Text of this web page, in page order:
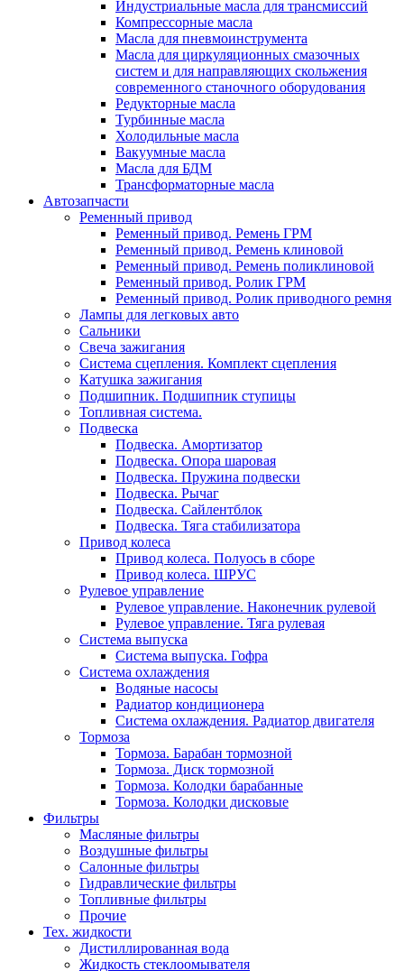
Индустриальные масла для трансмиссий
Компрессорные масла
Масла для пневмоинструмента
Масла для циркуляционных смазочных
систем и для направляющих скольжения
современного станочного оборудования
Редукторные масла
Турбинные масла
Холодильные масла
Вакуумные масла
Масла для БДМ
Трансформаторные масла
Автозапчасти
Ременный привод
Ременный привод. Ремень ГРМ
Ременный привод. Ремень клиновой
Ременный привод. Ремень поликлиновой
Ременный привод. Ролик ГРМ
Ременный привод. Ролик приводного ремня
Лампы для легковых авто
Сальники
Свеча зажигания
Система сцепления. Комплект сцепления
Катушка зажигания
Подшипник. Подшипник ступицы
Топливная система.
Подвеска
Подвеска. Амортизатор
Подвеска. Опора шаровая
Подвеска. Пружина подвески
Подвеска. Рычаг
Подвеска. Сайлентблок
Подвеска. Тяга стабилизатора
Привод колеса
Привод колеса. Полуось в сборе
Привод колеса. ШРУС
Рулевое управление
Рулевое управление. Наконечник рулевой
Рулевое управление. Тяга рулевая
Система выпуска
Система выпуска. Гофра
Система охлаждения
Водяные насосы
Радиатор кондиционера
Система охлаждения. Радиатор двигателя
Тормоза
Тормоза. Барабан тормозной
Тормоза. Диск тормозной
Тормоза. Колодки барабанные
Тормоза. Колодки дисковые
Фильтры
Масляные фильтры
Воздушные фильтры
Салонные фильтры
Гидравлические фильтры
Топливные фильтры
Прочие
Тех. жидкости
Дистиллированная вода
Жидкость стеклоомывателя